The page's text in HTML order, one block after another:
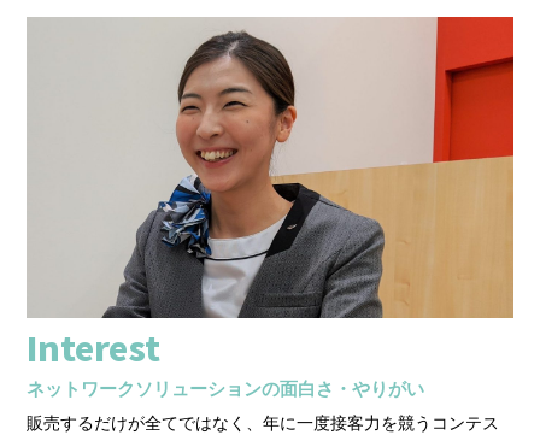
Interest
ネットワークソリューションの面白さ・やりがい
販売するだけが全てではなく、年に一度接客力を競うコンテス